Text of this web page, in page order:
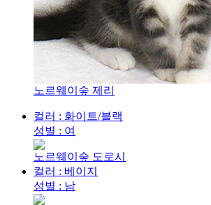
노르웨이숲 제리
컬러 : 화이트/블랙
성별 : 여
노르웨이숲 도로시
컬러 : 베이지
성별 : 남